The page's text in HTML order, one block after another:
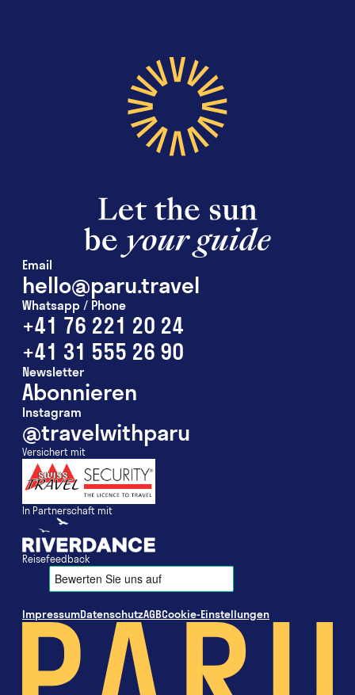
Email
hello@paru.travel
Whatsapp / Phone
+41 76 221 20 24
+41 31 555 26 90
Newsletter
Abonnieren
Instagram
@travelwithparu
Versichert mit
In Partnerschaft mit
Reisefeedback
ImpressumDatenschutzAGBCookie-Einstellungen